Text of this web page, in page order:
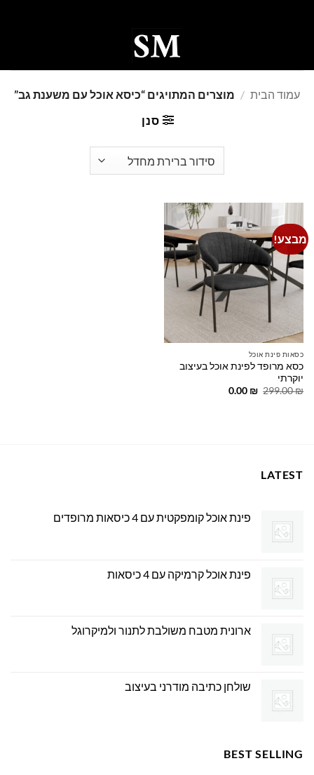
עמוד הבית / מוצרים המתויגים “כיסא אוכל עם משענת גב”
סנן
מבצע!
Add to
wishlist
כסאות פינת אוכל
כסא מרופד לפינת אוכל בעיצוב
יוקרתי
299.00₪
המחיר
0.00 ₪
המחיר
LATEST
פינת אוכל קומפקטית עם 4 כיסאות מרופדים
פינת אוכל קרמיקה עם 4 כיסאות
ארונית מטבח משולבת לתנור ולמיקרוגל
שולחן כתיבה מודרני בעיצוב
BEST SELLING